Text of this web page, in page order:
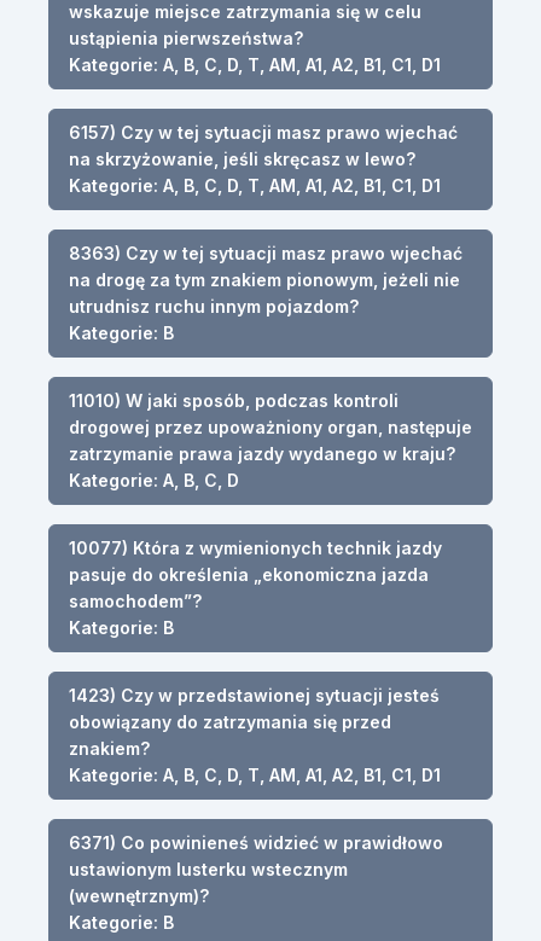
wskazuje miejsce zatrzymania się w celu
ustąpienia pierwszeństwa?
Kategorie: A, B, C, D, T, AM, A1, A2, B1, C1, D1
6157) Czy w tej sytuacji masz prawo wjechać
na skrzyżowanie, jeśli skręcasz w lewo?
Kategorie: A, B, C, D, T, AM, A1, A2, B1, C1, D1
8363) Czy w tej sytuacji masz prawo wjechać
na drogę za tym znakiem pionowym, jeżeli nie
utrudnisz ruchu innym pojazdom?
Kategorie: B
11010) W jaki sposób, podczas kontroli
drogowej przez upoważniony organ, następuje
zatrzymanie prawa jazdy wydanego w kraju?
Kategorie: A, B, C, D
10077) Która z wymienionych technik jazdy
pasuje do określenia „ekonomiczna jazda
samochodem”?
Kategorie: B
1423) Czy w przedstawionej sytuacji jesteś
obowiązany do zatrzymania się przed
znakiem?
Kategorie: A, B, C, D, T, AM, A1, A2, B1, C1, D1
6371) Co powinieneś widzieć w prawidłowo
ustawionym lusterku wstecznym
(wewnętrznym)?
Kategorie: B